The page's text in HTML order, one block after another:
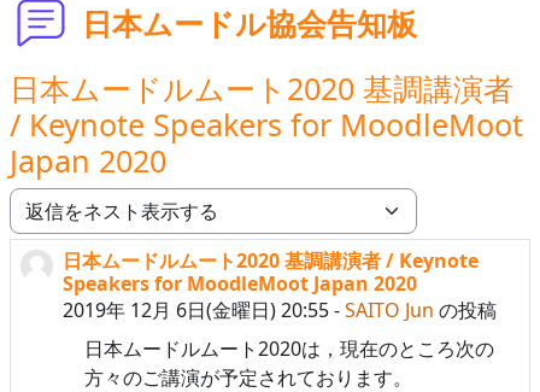
日本ムードル協会告知板
日本ムードルムート2020 基調講演者
/ Keynote Speakers for MoodleMoot
Japan 2020
表示モード
日本ムードルムート2020 基調講演者 / Keynote
Speakers for MoodleMoot Japan 2020
2019年 12月 6日(金曜日) 20:55-SAITO Jun の投稿
返信数: 0
日本ムードルムート2020は，現在のところ次の
方々のご講演が予定されております。